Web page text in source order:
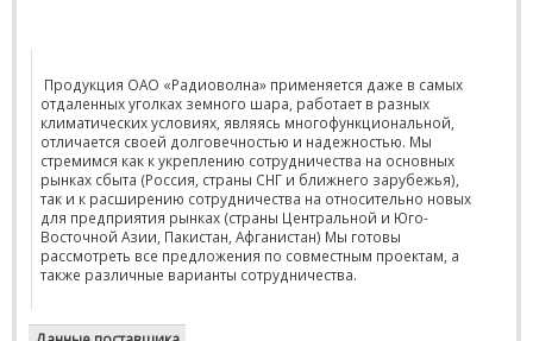
Продукция ОАО «Радиоволна» применяется даже в самых
отдаленных уголках земного шара, работает в разных
климатических условиях, являясь многофункциональной,
отличается своей долговечностью и надежностью. Мы
стремимся как к укреплению сотрудничества на основных
рынках сбыта (Россия, страны СНГ и ближнего зарубежья),
так и к расширению сотрудничества на относительно новых
для предприятия рынках (страны Центральной и Юго-
Восточной Азии, Пакистан, Афганистан) Мы готовы
рассмотреть все предложения по совместным проектам, а
также различные варианты сотрудничества.